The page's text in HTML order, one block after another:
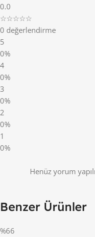
0.0
☆☆☆☆☆
0 değerlendirme
5
0%
4
0%
3
0%
2
0%
1
0%
Henüz yorum
Benzer Ürünler
%66